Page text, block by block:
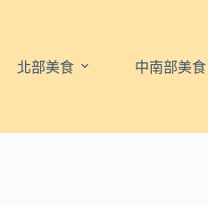
北部美食 中南部美食